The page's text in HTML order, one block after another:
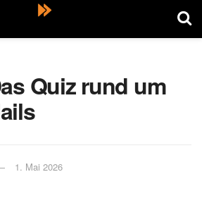
Quiz rund um
1. Mai 2026